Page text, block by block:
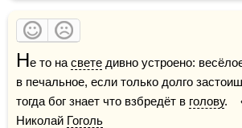
Не то на свете дивно устроено:
в печальное, если только долго
тогда бог знает что взбредёт в голову.
Николай Гоголь